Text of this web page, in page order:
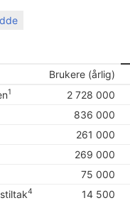
Brukere (årlig)
1 2 728 000
836 000
261 000
269 000
75 000
4 14 500